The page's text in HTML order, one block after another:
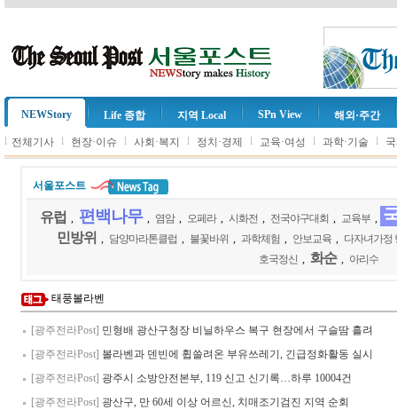
NEWStory Life 종합 지역 Local SPn View 해외·주간
l 전체기사 l 현장·이슈 l 사회·복지 l 정치·경제 l 교육·여성 l 과학·기술 l
서울포스트
유럽 편백나무 염암 오페라 시화전 전국야구대회 교육부
민방위 담양마라톤클럽 불꽃바위 과학체험 안보교육
다자녀가정
호국정신
화순 아리수
태풍볼라벤
[광주전라Post] 민형배 광산구청장 비닐하우스 복구 현장에서 구슬땀 흘려
[광주전라Post] 볼라벤과 덴빈에 휩쓸려온 부유쓰레기, 긴급정화활동 실시
[광주전라Post] 광주시 소방안전본부, 119 신고 신기록…하루 10004건
[광주전라Post] 광산구, 만 60세 이상 어르신, 치매조기검진 지역 순회